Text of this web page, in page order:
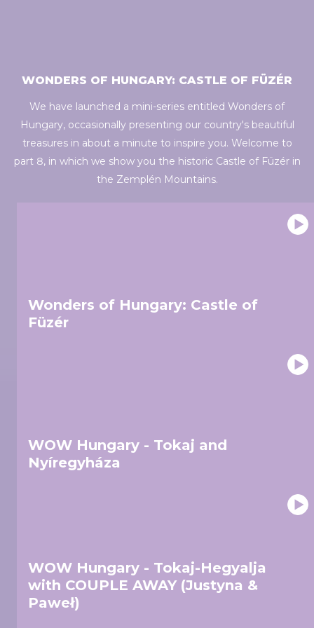
WONDERS OF HUNGARY: CASTLE OF FÜZÉR
We have launched a mini-series entitled Wonders of
Hungary, occasionally presenting our country's beautiful
treasures in about a minute to inspire you. Welcome to
part 8, in which we show you the historic Castle of Füzér in
the Zemplén Mountains.
Wonders of Hungary: Castle of
Füzér
WOW Hungary - Tokaj and
Nyíregyháza
WOW Hungary - Tokaj-Hegyalja
with COUPLE AWAY (Justyna &
Paweł)